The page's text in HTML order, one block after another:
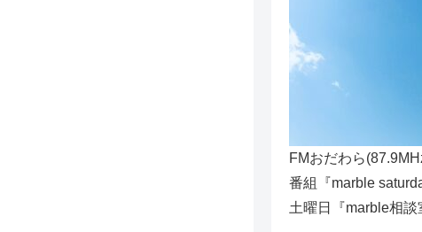
FMおだわら
番組『marble
土曜日『marble相談